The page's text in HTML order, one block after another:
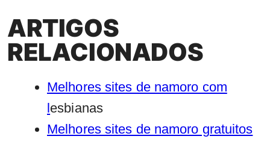
ARTIGOS
RELACIONADOS
Melhores sites de namoro com
esbianas
Melhores sites de namoro gratuitos